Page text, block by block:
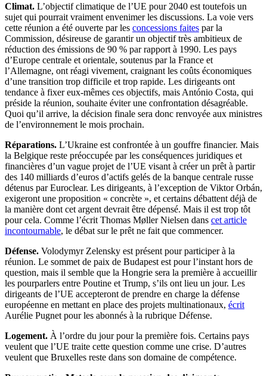
Climat. L’objectif climatique de l’UE pour 2040 est toutefois un
sujet qui pourrait vraiment envenimer les discussions. La voie vers
cette réunion a été ouverte par les concessions faites par la
Commission, désireuse de garantir un objectif très ambitieux de
réduction des émissions de 90 % par rapport à 1990. Les pays
d’Europe centrale et orientale, soutenus par la France et
l’Allemagne, ont réagi vivement, craignant les coûts économiques
d’une transition trop difficile et trop rapide. Les dirigeants ont
tendance à fixer eux-mêmes ces objectifs, mais António Costa, qui
préside la réunion, souhaite éviter une confrontation désagréable.
Quoi qu’il arrive, la décision finale sera donc renvoyée aux ministres
de l’environnement le mois prochain.
Réparations. L’Ukraine est confrontée à un gouffre financier. Mais
la Belgique reste préoccupée par les conséquences juridiques et
financières d’un vague projet de l’UE visant à créer un prêt à partir
des 140 milliards d’euros d’actifs gelés de la banque centrale russe
détenus par Euroclear. Les dirigeants, à l’exception de Viktor Orbán,
exigeront une proposition « concrète », et certains débattent déjà de
la manière dont cet argent devrait être dépensé. Mais il est trop tôt
pour cela. Comme l’écrit Thomas Møller Nielsen dans cet article
incontournable, le débat sur le prêt ne fait que commencer.
Défense. Volodymyr Zelensky est présent pour participer à la
réunion. Le sommet de paix de Budapest est pour l’instant hors de
question, mais il semble que la Hongrie sera la première à accueillir
les pourparlers entre Poutine et Trump, s’ils ont lieu un jour. Les
dirigeants de l’UE accepteront de prendre en charge la défense
européenne en mettant en place des projets multinationaux, écrit
Aurélie Pugnet pour les abonnés à la rubrique Défense.
Logement. À l’ordre du jour pour la première fois. Certains pays
veulent que l’UE traite cette question comme une crise. D’autres
veulent que Bruxelles reste dans son domaine de compétence.